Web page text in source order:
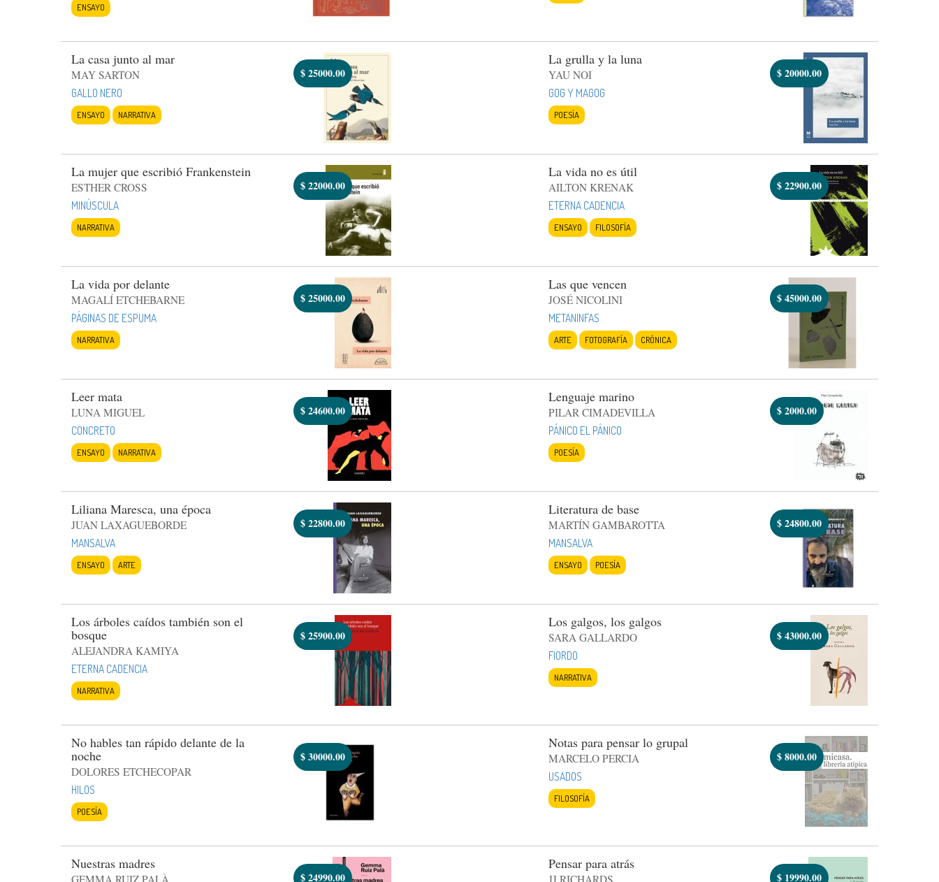
ENSAYO
La casa junto al mar
MAY SARTON
GALLO NERO
ENSAYO NARRATIVA
$25000.00
La grulla y la luna
YAU NOI
GOG Y MAGOG
POESÍA
$20000.00
La mujer que escribió Frankenstein
ESTHER CROSS
MINÚSCULA
NARRATIVA
$22000.00
La vida no es útil
AILTON KRENAK
ETERNA CADENCIA
ENSAYO FILOSOFÍA
$22900.00
La vida por delante
MAGALÍ ETCHEBARNE
PÁGINAS DE ESPUMA
NARRATIVA
$25000.00
Las que vencen
JOSÉ NICOLINI
METANINFAS
ARTE FOTOGRAFÍA CRÓNICA
$45000.00
Leer mata
LUNA MIGUEL
CONCRETO
ENSAYO NARRATIVA
$24600.00
Lenguaje marino
PILAR CIMADEVILLA
PÁNICO EL PÁNICO
POESÍA
$2000.00
Liliana Maresca, una época
JUAN LAXAGUEBORDE
MANSALVA
ENSAYO ARTE
$22800.00
Literatura de base
MARTÍN GAMBAROTTA
MANSALVA
ENSAYO POESÍA
$24800.00
Los árboles caídos también son el
bosque
ALEJANDRA KAMIYA
ETERNA CADENCIA
NARRATIVA
$25900.00
Los galgos, los galgos
SARA GALLARDO
FIORDO
NARRATIVA
$43000.00
No hables tan rápido delante de la
noche
DOLORES ETCHECOPAR
HILOS
POESÍA
$30000.00
Notas para pensar lo grupal
MARCELO PERCIA
USADOS
FILOSOFÍA
$8000.00
Nuestras madres
GEMMA RUIZ PALÀ $24990.00
Pensar para atrás
JJ RICHARDS $ 19990.00